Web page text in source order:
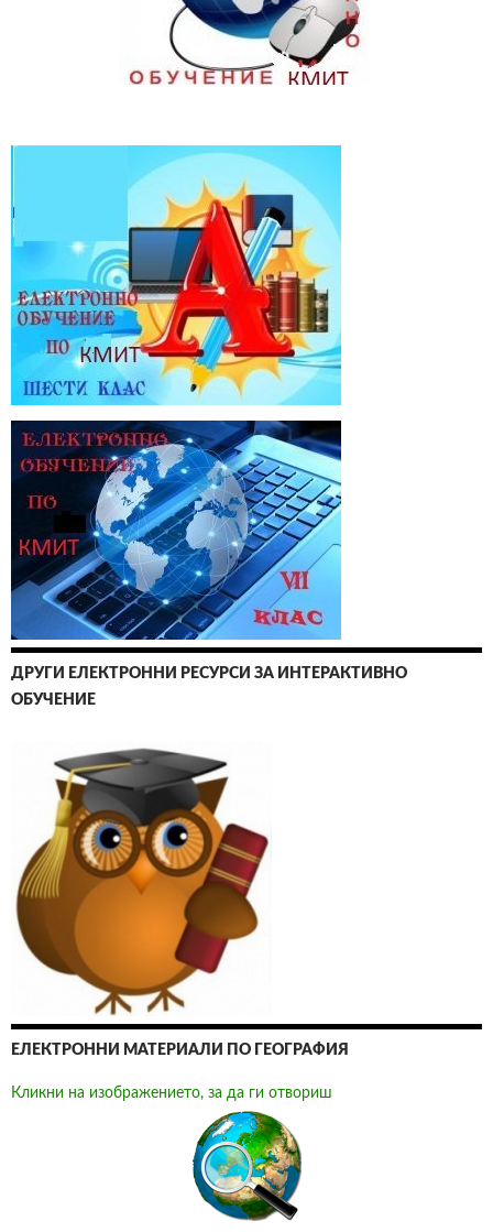
ДРУГИ ЕЛЕКТРОННИ РЕСУРСИ ЗА ИНТЕРАКТИВНО
ОБУЧЕНИЕ
ЕЛЕКТРОННИ МАТЕРИАЛИ ПО ГЕОГРАФИЯ
Кликни на изображението, за да ги отвориш